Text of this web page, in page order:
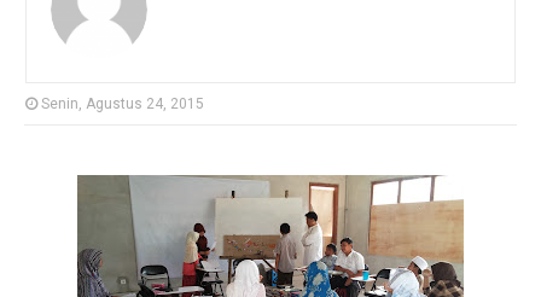
Senin, Agustus 24, 2015